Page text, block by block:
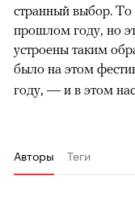
странный выбор.
прошлом году, но
устроены таким
было на этом
году, — и в этом
Авторы Теги